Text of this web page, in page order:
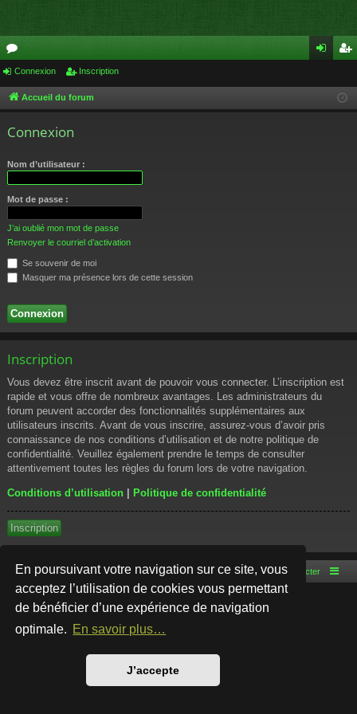
En poursuivant votre navigation sur ce site, vous
acceptez l’utilisation de cookies vous permettant
de bénéficier d’une expérience de navigation
optimale. En savoir plus…
J’accepte
or
u cri
Connexion Inscription
Accueil du forum
Connexion
Nom d’utilisateur :
Mot de passe :
J’ai oublié mon mot de passe
Renvoyer le courriel d’activation
Se souvenir de moi
Masquer ma présence lors de cette session
Inscription
Vous devez être inscrit avant de pouvoir vous connecter. L’inscription est
rapide et vous offre de nombreux avantages. Les administrateurs du
forum peuvent accorder des fonctionnalités supplémentaires aux
utilisateurs inscrits. Avant de vous inscrire, assurez-vous d’avoir pris
connaissance de nos conditions d’utilisation et de notre politique de
confidentialité. Veuillez également prendre le temps de consulter
attentivement toutes les règles du forum lors de votre navigation.
Conditions d’utilisation | Politique de confidentialité
Inscription
Accueil du forum Nous contacter
Développé parphpBB® Forum Software © phpBB Limited
Style par
Traduction française officielle